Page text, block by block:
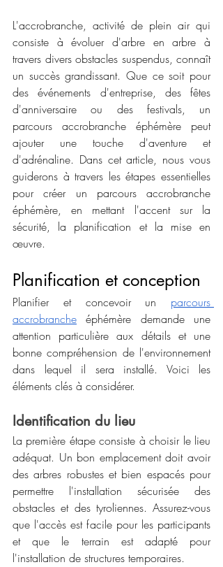
L'accrobranche, activité de plein air qui
consiste à évoluer d'arbre en arbre à
travers divers obstacles suspendus, connaît
un succès grandissant. Que ce soit pour
des événements d'entreprise, des fêtes
d'anniversaire ou des festivals, un
parcours accrobranche éphémère peut
ajouter une touche d'aventure et
d'adrénaline. Dans cet article, nous vous
guiderons à travers les étapes essentielles
pour créer un parcours accrobranche
éphémère, en mettant l'accent sur la
sécurité, la planification et la mise en
œuvre.
Planification et conception
Planifier et concevoir un parcours
accrobranche éphémère demande une
attention particulière aux détails et une
bonne compréhension de l'environnement
dans lequel il sera installé. Voici les
éléments clés à considérer.
Identification du lieu
La première étape consiste à choisir le lieu
adéquat. Un bon emplacement doit avoir
des arbres robustes et bien espacés pour
permettre l'installation sécurisée des
obstacles et des tyroliennes. Assurez-vous
que l'accès est facile pour les participants
et que le terrain est adapté pour
l'installation de structures temporaires.